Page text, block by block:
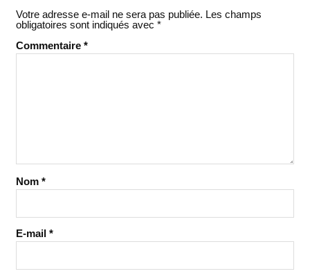
Votre adresse e-mail ne sera pas publiée. Les champs
obligatoires sont indiqués avec *
Commentaire *
Nom *
E-mail *